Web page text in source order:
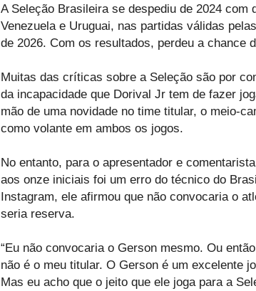
A Seleção Brasileira se despediu de 2024 com
Venezuela e Uruguai, nas partidas válidas
de 2026. Com os resultados, perdeu a chance
Muitas das críticas sobre a Seleção são por
da incapacidade que Dorival Jr tem de fazer
mão de uma novidade no time titular, o meio-
como volante em ambos os jogos.
No entanto, para o apresentador e
aos onze iniciais foi um erro do técnico do
Instagram, ele afirmou que não convocaria o
seria reserva.
“Eu não convocaria o Gerson mesmo. Ou
não é o meu titular. O Gerson é um excelente
Mas eu acho que o jeito que ele joga para a